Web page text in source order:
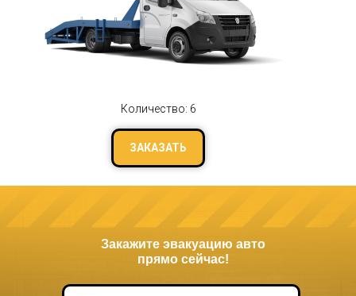
Количество: 6
ЗАКАЗАТЬ
Закажите эвакуацию авто
прямо сейчас!